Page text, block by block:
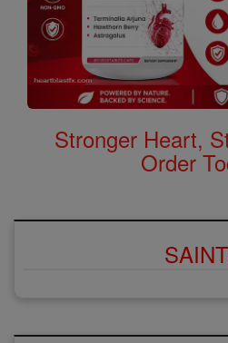
Stronger Heart,
Order